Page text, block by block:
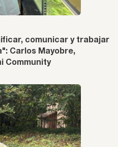
comunicar y trabajar
Carlos Mayobre,
Community